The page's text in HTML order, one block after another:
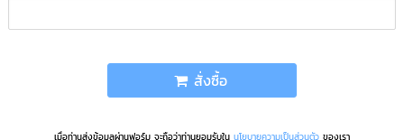
สั่งซื้อ
เมื่อท่านส่งข้อมูลผ่านฟอร์ม จะถือว่าท่านยอมรับใน นโยบายความเป็นส่วนตัว ของเรา